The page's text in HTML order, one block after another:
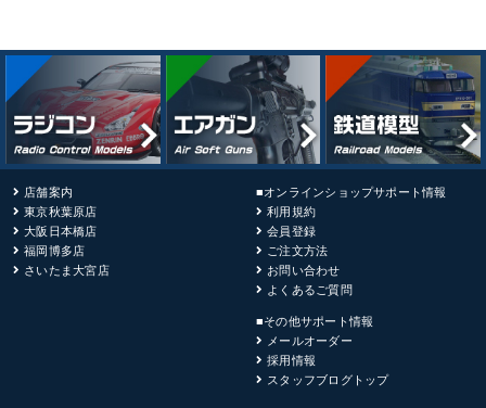
店舗案内
東京秋葉原店
大阪日本橋店
福岡博多店
さいたま大宮店
■オンラインショップサポート情報
利用規約
会員登録
ご注文方法
お問い合わせ
よくあるご質問
■その他サポート情報
メールオーダー
採用情報
スタッフブログトップ